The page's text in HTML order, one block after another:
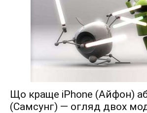
Що краще iPhone (Айфон)
(Самсунг) — огляд двох